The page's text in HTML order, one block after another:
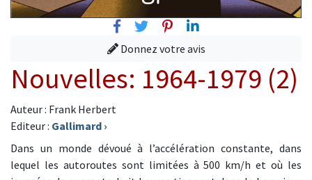
FacebookTwitterPinterest
Linkedin
Donnez votre avis
Nouvelles: 1964-1979 (2)
Auteur : Frank Herbert
Editeur : Gallimard ›
Dans un monde dévoué à l’accélération constante, dans
lequel les autoroutes sont limitées à 500 km/h et où les